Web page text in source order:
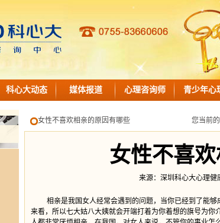
科心大动态 媒体报道 心理咨询师 青少年心
您当前的
女性不喜欢相亲的原因有哪些
女性不喜
来源：深圳科心大心理
相亲是我国女人经常会遇到的问题，当你已经到了能够
来看，所以七大姑八大姨就会开端打着为你着想的旗号为